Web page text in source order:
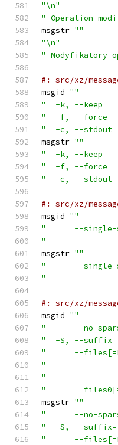
"\n"
" Operation
msgstr ""
"\n"
" Modyfikatory
#: src/xz/
msgid ""
"  -k, --keep
"  -f, --force
"  -c, --stdout
msgstr ""
"  -k, --keep
"  -f, --force
"  -c, --stdout
#: src/xz/
msgid ""
"      --single-
"
msgstr ""
"      --single-
"
#: src/xz/
msgid ""
"      --no-
"  -S, --
"      --
"
"
"      --
msgstr ""
"      --no-
"  -S, --
"      --